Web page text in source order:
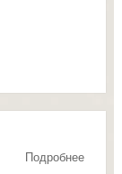
Подробнее